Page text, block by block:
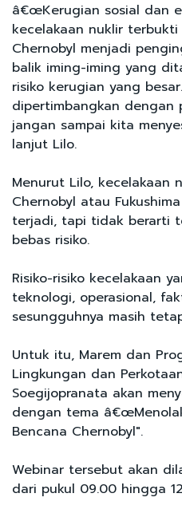
â€œKerugian sosial dan
kecelakaan nuklir
Chernobyl menjadi
balik iming-iming yang
risiko kerugian yang
dipertimbangkan dengan
jangan sampai kita
lanjut Lilo.
Menurut Lilo, kecelakaan
Chernobyl atau
terjadi, tapi tidak berarti
bebas risiko.
Risiko-risiko kecelakaan
teknologi, operasional,
sesungguhnya masih
Untuk itu, Marem dan
Lingkungan dan
Soegijopranata akan
dengan tema
Bencana Chernobyl".
Webinar tersebut akan
dari pukul 09.00 hingga